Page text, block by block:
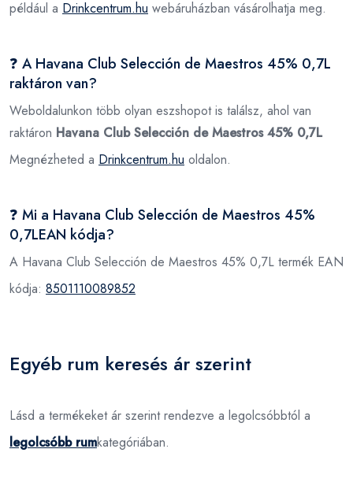
például a Drinkcentrum.hu webáruházban vásárolhatja meg.
❓ A Havana Club Selección de Maestros 45% 0,7L
raktáron van?
Weboldalunkon több olyan eszshopot is találsz, ahol van
raktáron Havana Club Selección de Maestros 45% 0,7L
Megnézheted a Drinkcentrum.hu oldalon.
❓ Mi a Havana Club Selección de Maestros 45%
0,7LEAN kódja?
A Havana Club Selección de Maestros 45% 0,7L termék EAN
kódja: 8501110089852
Egyéb rum keresés ár szerint
Lásd a termékeket ár szerint rendezve a legolcsóbbtól a
legolcsóbb rumkategóriában.